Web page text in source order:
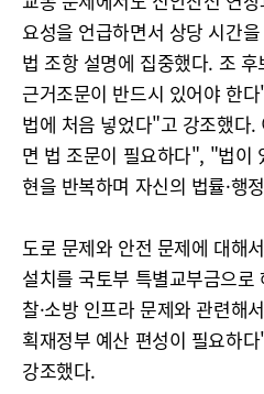
요성을 언급하면서 상당 시간
법 조항 설명에 집중했다. 조
근거조문이 반드시 있어야 한
법에 처음 넣었다"고 강조했다.
면 법 조문이 필요하다", "법이
현을 반복하며 자신의 법률·행
도로 문제와 안전 문제에 대해
설치를 국토부 특별교부금으
찰·소방 인프라 문제와 관련해
획재정부 예산 편성이 필요하
강조했다.